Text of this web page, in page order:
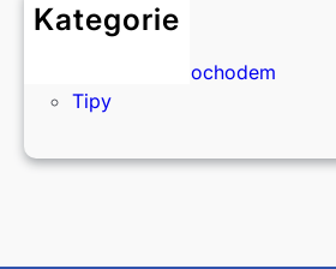
Kategorie
Okazje
Podróże samochodem
Tipy